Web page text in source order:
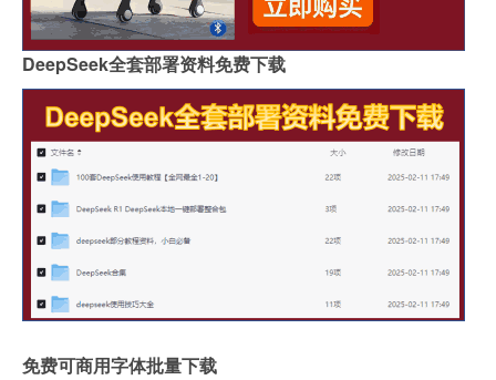
DeepSeek全套部署资料免费下载
免费可商用字体批量下载